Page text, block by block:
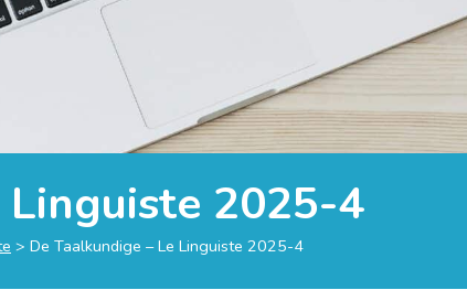
Linguiste 2025-4
> De Taalkundige – Le Linguiste 2025-4